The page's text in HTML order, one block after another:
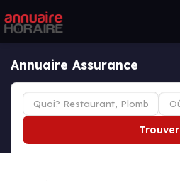
Annuaire Assurance
Trouver